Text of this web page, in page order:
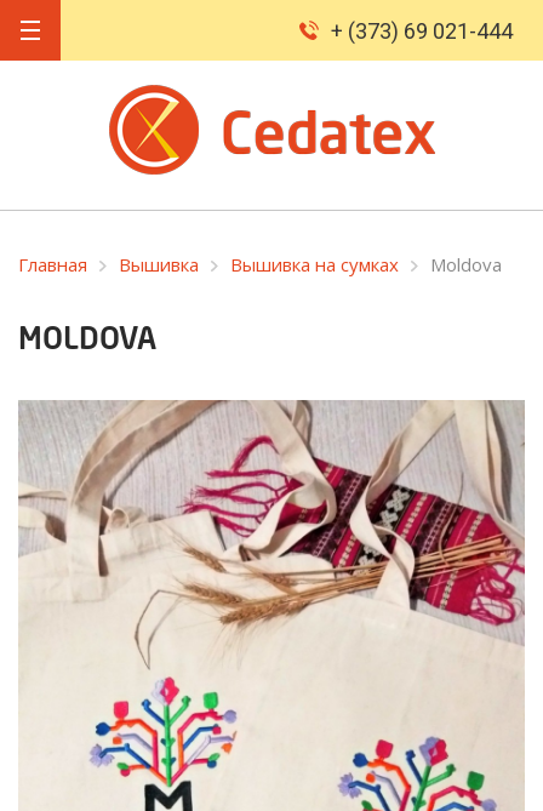
+ (373) 69 021-444
Главная Вышивка Вышивка на сумках Moldova
MOLDOVA